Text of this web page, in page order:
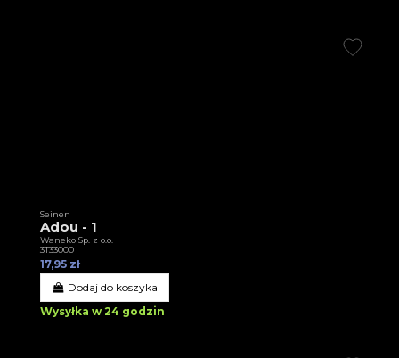
Seinen
Adou - 1
Waneko Sp. z o.o.
3T33000
17,95 zł
Dodaj do koszyka
Wysyłka w 24 godzin